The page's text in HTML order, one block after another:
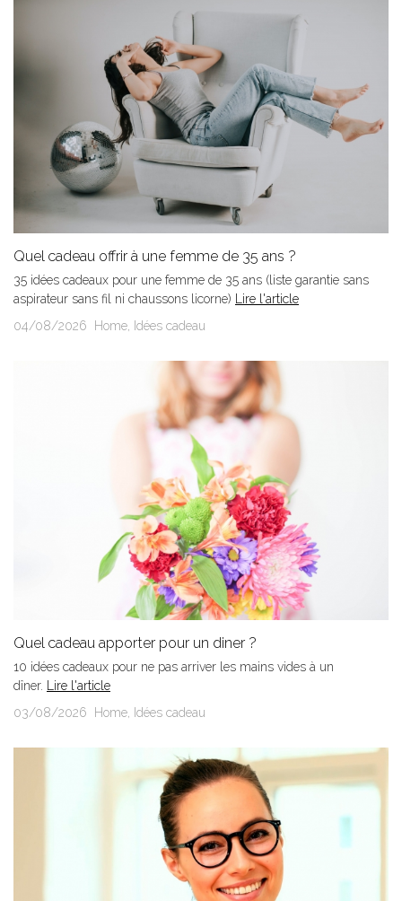
Quel cadeau offrir à une femme de 35 ans ?
35 idées cadeaux pour une femme de 35 ans (liste garantie sans
aspirateur sans fil ni chaussons licorne) Lire l'article
04/08/2026
Home, Idées cadeau
Quel cadeau apporter pour un diner ?
10 idées cadeaux pour ne pas arriver les mains vides à un
dîner.
Lire l'article
03/08/2026
Home Idées cadeau